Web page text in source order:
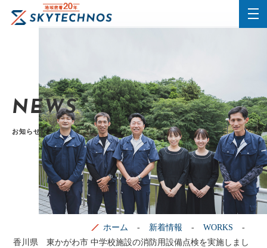
NEWS
お知らせ
ホーム 新着情報
WORKS
香川県 東かがわ市 中学校施設の消防用設備点検を実施しまし